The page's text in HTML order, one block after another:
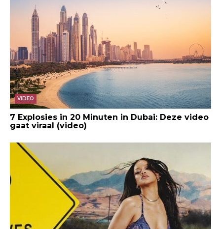
VIDEO
7 Explosies in 20 Minuten in Dubai: Deze video
gaat viraal (video)